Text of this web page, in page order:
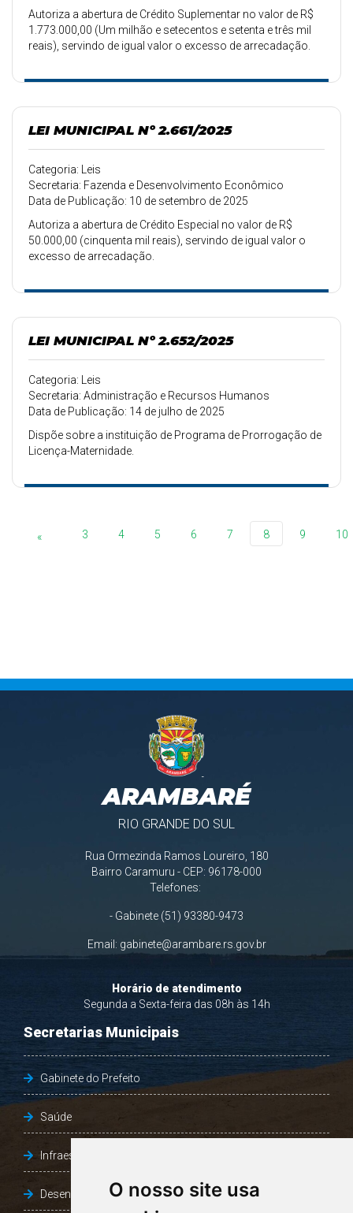
O nosso site usa
Autoriza a abertura de Crédito Suplementar no valor de R$
1.773.000,00 (Um milhão e setecentos e setenta e três mil
reais), servindo de igual valor o excesso de arrecadação.
LEI MUNICIPAL Nº 2.661/2025
Categoria: Leis
Secretaria: Fazenda e Desenvolvimento Econômico
Data de Publicação: 10 de setembro de 2025
Autoriza a abertura de Crédito Especial no valor de R$
50.000,00 (cinquenta mil reais), servindo de igual valor o
excesso de arrecadação.
LEI MUNICIPAL Nº 2.652/2025
Categoria: Leis
Secretaria: Administração e Recursos Humanos
Data de Publicação: 14 de julho de 2025
Dispõe sobre a instituição de Programa de Prorrogação de
Licença-Maternidade.
« 3 4 5 6 7 8 9 10
ARAMBARÉ
RIO GRANDE DO SUL
Rua Ormezinda Ramos Loureiro, 180
Bairro Caramuru - CEP: 96178-000
Telefones:
- Gabinete (51) 93380-9473
Email: gabinete@arambare.rs.gov.br
Horário de atendimento
Segunda a Sexta-feira das 08h às 14h
Secretarias Municipais
Gabinete do Prefeito
Saúde
Infraestrutura, Agricultura e Meio Ambiente
Desenvolvimento Social